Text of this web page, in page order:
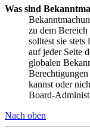
Was sind
zu dem
solltest sie stets
auf jeder Seite
globalen
kannst oder
Board-
Nach oben